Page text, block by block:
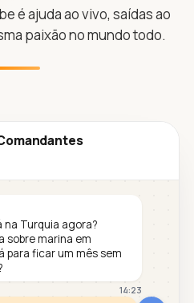
é ajuda ao vivo, saídas ao
paixão no mundo todo.
na Turquia agora?
sobre marina em
para ficar um mês sem
14:23